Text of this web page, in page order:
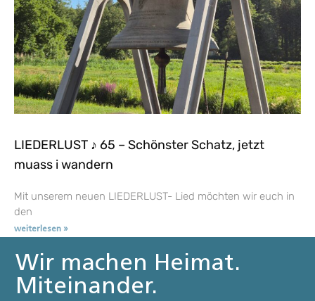
LIEDERLUST ♪ 65 – Schönster Schatz, jetzt
muass i wandern
Mit unserem neuen LIEDERLUST- Lied möchten wir euch in
den
weiterlesen »
Wir machen Heimat.
Miteinander.